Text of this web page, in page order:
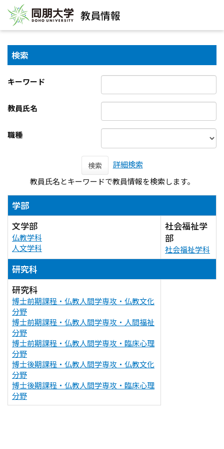
教員情報
検索
キーワード
教員氏名
職種
検索
詳細検索
教員氏名とキーワードで教員情報を検索します。
学部
文学部
仏教学科
人文学科
社会福祉学
部
社会福祉学科
研究科
研究科
博士前期課程・仏教人間学専攻・仏教文化
分野
博士前期課程・仏教人間学専攻・人間福祉
分野
博士前期課程・仏教人間学専攻・臨床心理
分野
博士後期課程・仏教人間学専攻・仏教文化
分野
博士後期課程・仏教人間学専攻・臨床心理
分野